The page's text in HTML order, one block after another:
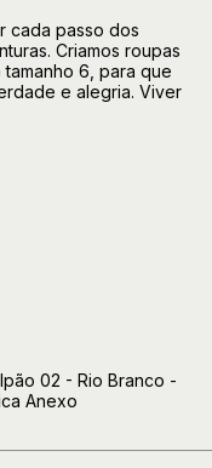
cada passo dos
Criamos roupas
6, para que
e alegria. Viver
02 - Rio Branco -
Anexo